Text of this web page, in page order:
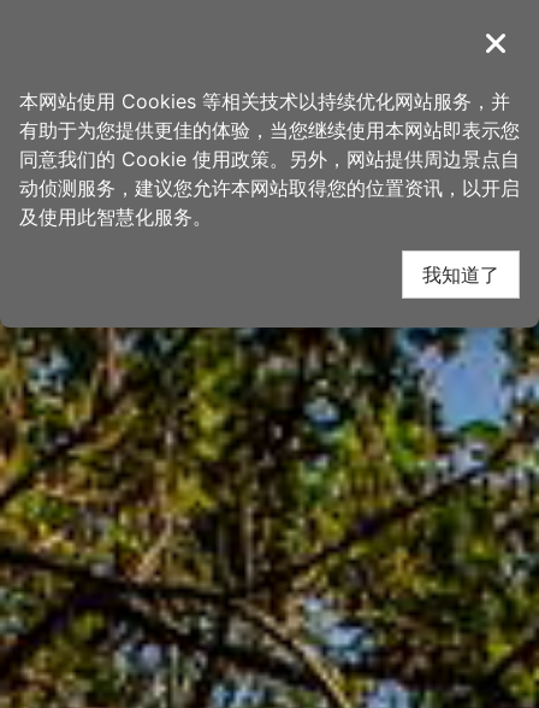
導覽
首页 > 想去的地方 > 景点 > 景点搜寻
網友推推 關閉
-
把握假期 是不是可以安排一下
来去 #五酒桶山 爬个山呢🤘
-
#桃园景点 #网美景点 #桃园打卡 #拍照 #爱ㄑ桃 #travelyam
#bpintaiwan #iseetaiwan #igerstaiwan #poptour
关闭
本网站使用 Cookies 等相关技术以持续优化网站服务，并
有助于为您提供更佳的体验，当您继续使用本网站即表示您
同意我们的 Cookie 使用政策。另外，网站提供周边景点自
动侦测服务，建议您允许本网站取得您的位置资讯，以开启
及使用此智慧化服务。
我知道了